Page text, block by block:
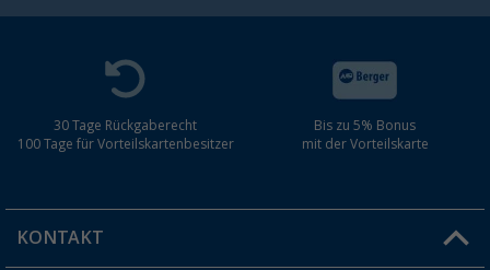
30 Tage Rückgaberecht
100 Tage für Vorteilskartenbesitzer
Bis zu 5% Bonus
mit der Vorteilskarte
KONTAKT